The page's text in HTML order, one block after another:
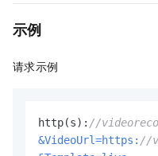
示例
请求示例
http(s): //
&VideoUrl=https: //